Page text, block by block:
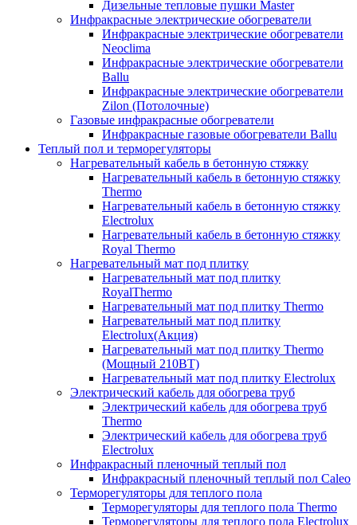
Дизельные тепловые пушки Master
Инфракрасные электрические обогреватели
Инфракрасные электрические обогреватели
Neoclima
Инфракрасные электрические обогреватели
Ballu
Инфракрасные электрические обогреватели
Zilon (Потолочные)
Газовые инфракрасные обогреватели
Инфракрасные газовые обогреватели Ballu
Теплый пол и терморегуляторы
Нагревательный кабель в бетонную стяжку
Нагревательный кабель в бетонную стяжку
Thermo
Нагревательный кабель в бетонную стяжку
Electrolux
Нагревательный кабель в бетонную стяжку
Royal Thermo
Нагревательный мат под плитку
Нагревательный мат под плитку
RoyalThermo
Нагревательный мат под плитку Thermo
Нагревательный мат под плитку
Electrolux(Акция)
Нагревательный мат под плитку Thermo
(Мощный 210ВТ)
Нагревательный мат под плитку Electrolux
Электрический кабель для обогрева труб
Электрический кабель для обогрева труб
Thermo
Электрический кабель для обогрева труб
Electrolux
Инфракрасный пленочный теплый пол
Инфракрасный пленочный теплый пол Caleo
Терморегуляторы для теплого пола
Терморегуляторы для теплого пола Thermo
Терморегуляторы для теплого пола Electrolux